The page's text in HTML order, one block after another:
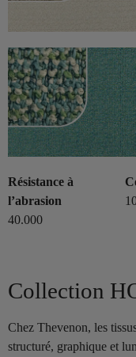
Résistance à
l’abrasion
40.000
Collection
Chez Thevenon, les
structuré, graphique et